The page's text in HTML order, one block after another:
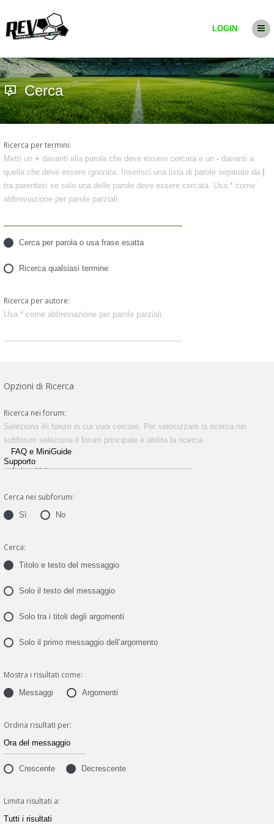
LOGIN
Cerca
Ricerca per termini:
Metti un + davanti alla parola che deve essere cercata e un - davanti a
quella che deve essere ignorata. Inserisci una lista di parole separate da
tra parentesi se solo una delle parole deve essere cercata. Usa * come
abbreviazione per parole parziali.
Cerca per parola o usa frase esatta
Ricerca qualsiasi termine
Ricerca per autore:
Usa * come abbreviazione per parole parziali.
Opzioni di Ricerca
Ricerca nei forum:
Seleziona il/i forum in cui vuoi cercare. Per velocizzare la ricerca nei
subforum seleziona il forum principale e abilita la ricerca.
Cerca nei subforum:
Sì No
Cerca:
Titolo e testo del messaggio
Solo il testo del messaggio
Solo tra i titoli degli argomenti
Solo il primo messaggio dell’argomento
Mostra i risultati come:
Messaggi Argomenti
Ordina risultati per:
Crescente Decrescente
Limita risultati a: